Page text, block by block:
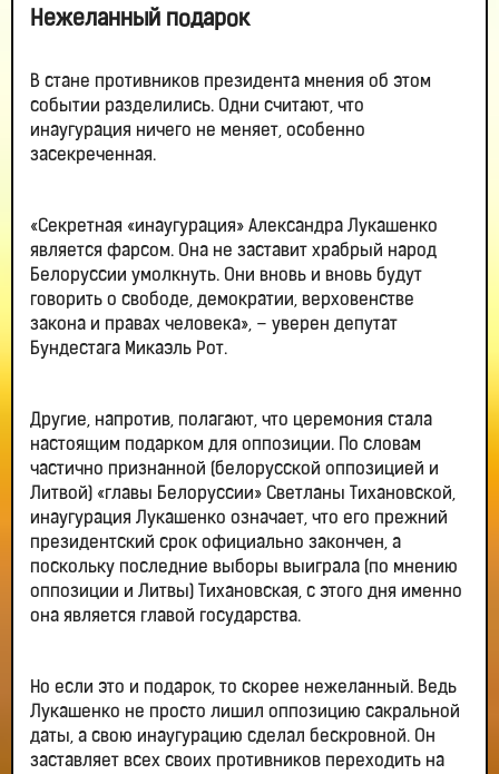
Нежеланный подарок
В стане противников президента мнения об этом
событии разделились. Одни считают, что
инаугурация ничего не меняет, особенно
засекреченная.
«Секретная «инаугурация» Александра Лукашенко
является фарсом. Она не заставит храбрый народ
Белоруссии умолкнуть. Они вновь и вновь будут
говорить о свободе, демократии, верховенстве
закона и правах человека», – уверен депутат
Бундестага Микаэль Рот.
Другие, напротив, полагают, что церемония стала
настоящим подарком для оппозиции. По словам
частично признанной (белорусской оппозицией и
Литвой) «главы Белоруссии» Светланы Тихановской,
инаугурация Лукашенко означает, что его прежний
президентский срок официально закончен, а
поскольку последние выборы выиграла (по мнению
оппозиции и Литвы) Тихановская, с этого дня именно
она является главой государства.
Но если это и подарок, то скорее нежеланный. Ведь
Лукашенко не просто лишил оппозицию сакральной
даты, а свою инаугурацию сделал бескровной. Он
заставляет всех своих противников переходить на